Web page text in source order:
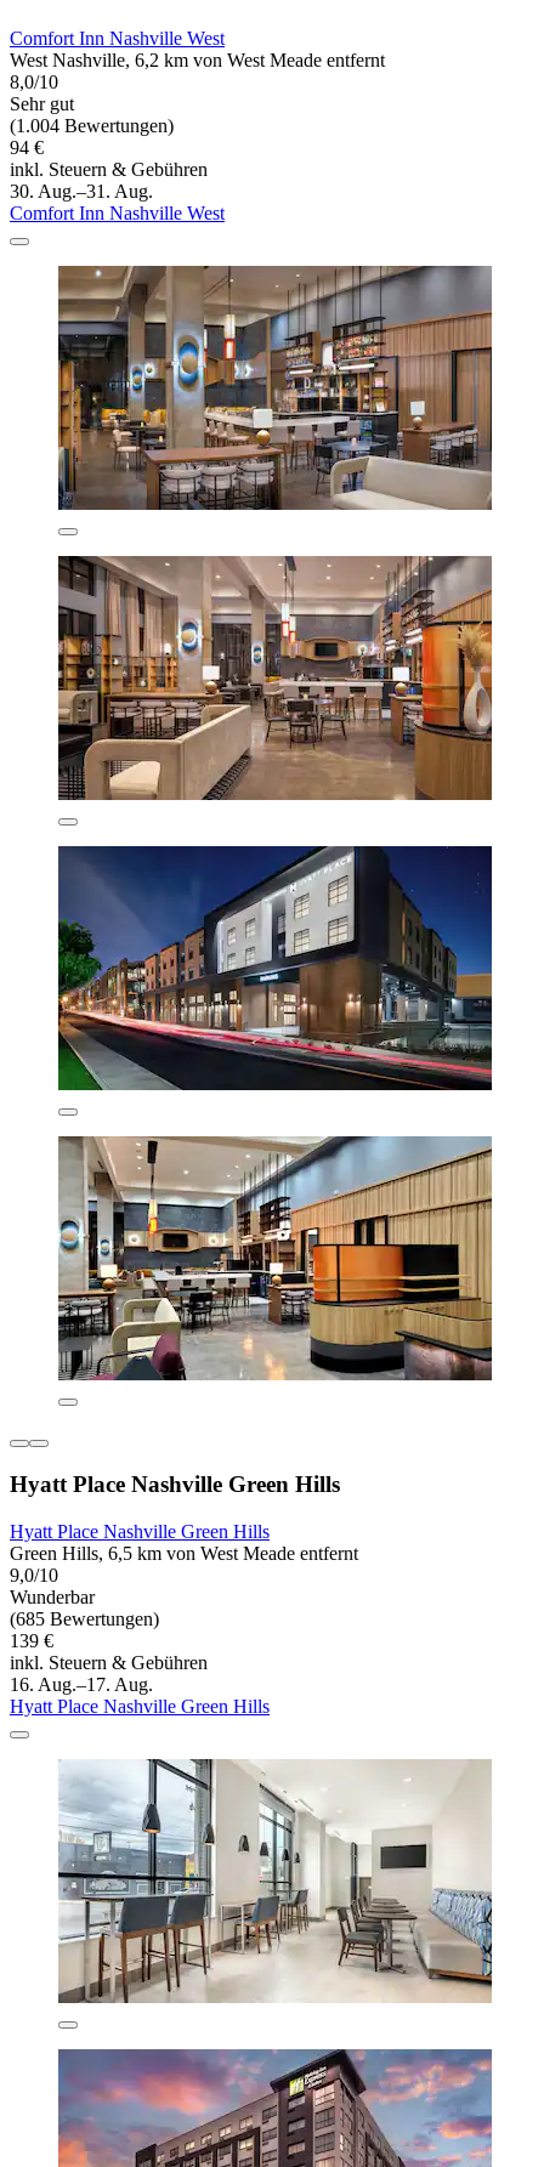
Comfort Inn Nashville West
West Nashville, 6,2 km von West Meade entfernt
8,0/10
Sehr gut
(1.004 Bewertungen)
94 €
inkl. Steuern & Gebühren
30. Aug.–31. Aug.
Comfort Inn Nashville West
Hyatt Place Nashville Green Hills
Hyatt Place Nashville Green Hills
Green Hills, 6,5 km von West Meade entfernt
9,0/10
Wunderbar
(685 Bewertungen)
139 €
inkl. Steuern & Gebühren
16. Aug.–17. Aug.
Hyatt Place Nashville Green Hills